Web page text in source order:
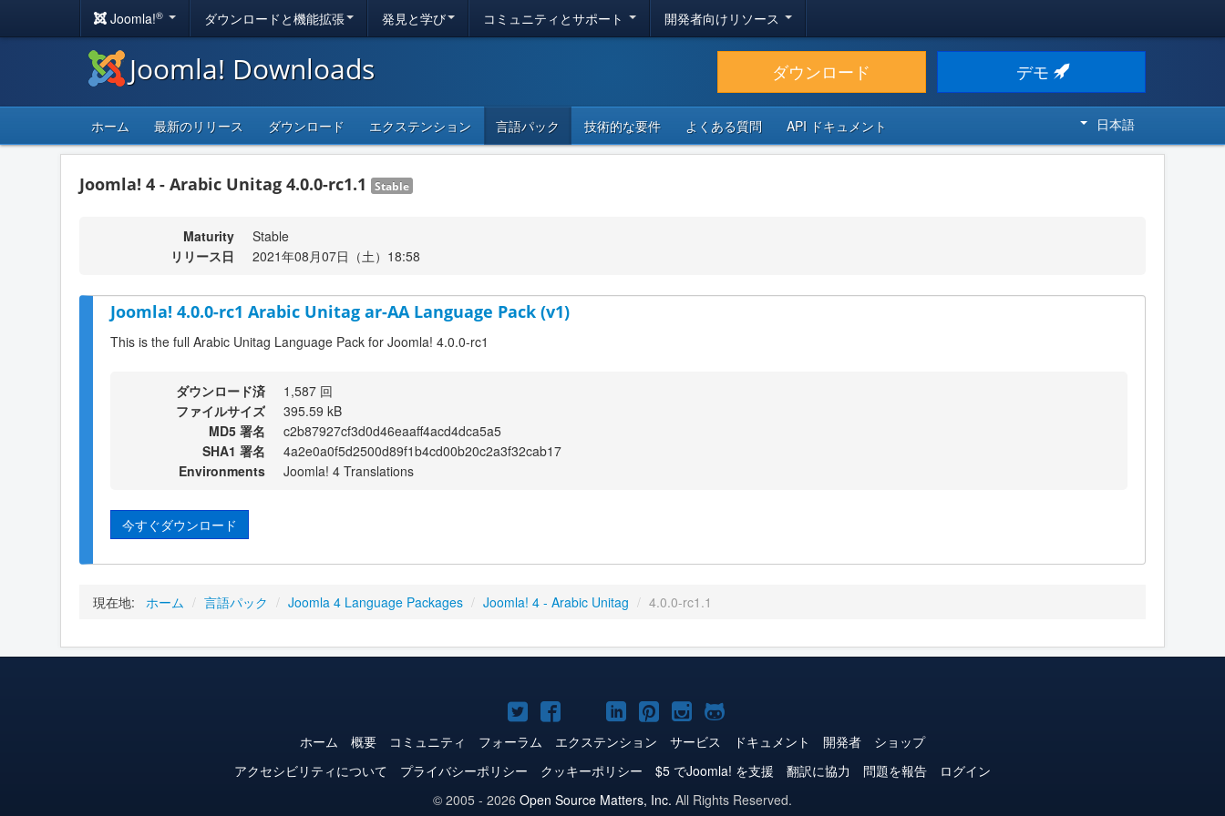
Joomla!® ダウンロードと機能拡張 発見と学び コミュニティとサポート 開発者向けリソース
Joomla! Downloads ダウンロード デモ
ホーム 最新のリリース ダウンロード エクステンション 言語パック 技術的な要件 よくある質問 API ドキュメント 日本語
Joomla! 4 - Arabic Unitag 4.0.0-rc1.1 Stable
Maturity
Stable
リリース日
2021年08月07日（土）18:58
Joomla! 4.0.0-rc1 Arabic Unitag ar-AA Language Pack (v1)
This is the full Arabic Unitag Language Pack for Joomla! 4.0.0-rc1
ダウンロード済
1,587 回
ファイルサイズ
395.59 kB
MD5 署名
c2b87927cf3d0d46eaaff4acd4dca5a5
SHA1 署名
4a2e0a0f5d2500d89f1b4cd00b20c2a3f32cab17
Environments
Joomla! 4 Translations
今すぐダウンロード
現在地: ホーム / 言語パック / Joomla 4 Language Packages / Joomla! 4 - Arabic Unitag / 4.0.0-rc1.1
Joomla!
Twitter
Joomla!
Facebook
Joomla!
YouTube
Joomla!
LinkedIn
Joomla!
Pinterest
Joomla!
Instagram
Joomla!
GitHub
ホーム 概要 コミュニティ フォーラム エクステンション サービス ドキュメント 開発者
ショップ
アクセシビリティについて
プライバシーポリシー クッキーポリシー $5 でJoomla! を支援 翻訳に協力 問題を報告
ログイン
© 2005 - 2026 Open Source Matters, Inc. All Rights Reserved.